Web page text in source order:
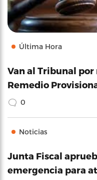
Última Hora
Van al Tribunal
Remedio
0
Noticias
Junta Fiscal
emergencia para